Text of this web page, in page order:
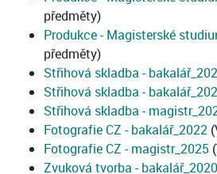
předměty)
Produkce - Magisterské
předměty)
Střihová skladba -
Střihová skladba -
Střihová skladba -
Fotografie CZ - bakalář_2022
Fotografie CZ - magistr_2025
Zvuková tvorba - bakalář_2020